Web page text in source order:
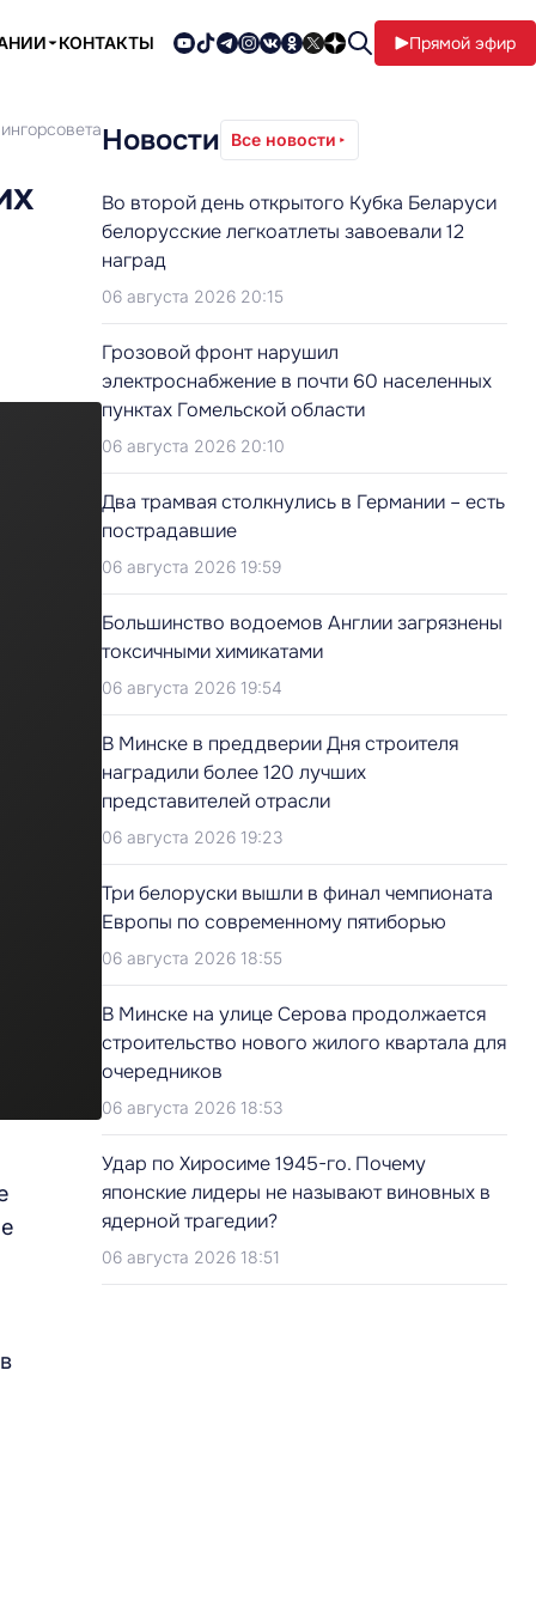
КОНТАКТЫ Прямой эфир
Новости Все новости
Во второй день открытого Кубка Беларуси
белорусские легкоатлеты завоевали 12
наград
06 августа 2026 20:15
Грозовой фронт нарушил
электроснабжение в почти 60 населенных
пунктах Гомельской области
06 августа 2026 20:10
Два трамвая столкнулись в Германии – есть
пострадавшие
06 августа 2026 19:59
Большинство водоемов Англии загрязнены
токсичными химикатами
06 августа 2026 19:54
В Минске в преддверии Дня строителя
наградили более 120 лучших
представителей отрасли
06 августа 2026 19:23
Три белоруски вышли в финал чемпионата
Европы по современному пятиборью
06 августа 2026 18:55
В Минске на улице Серова продолжается
строительство нового жилого квартала для
очередников
06 августа 2026 18:53
Удар по Хиросиме 1945-го. Почему
японские лидеры не называют виновных в
ядерной трагедии?
06 августа 2026 18:51